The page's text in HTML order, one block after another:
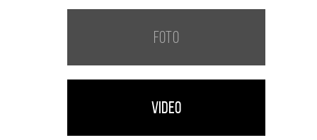
Foto
Video